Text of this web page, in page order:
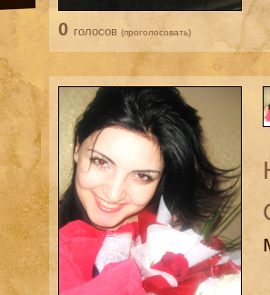
0 голосов (проголосовать)